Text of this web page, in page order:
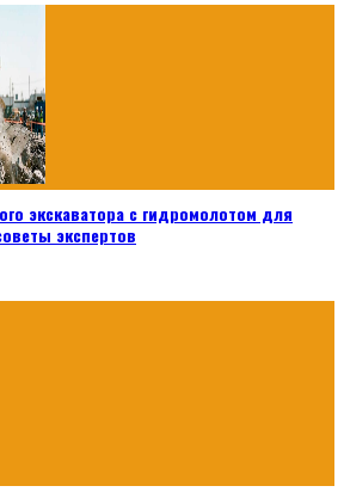
экскаватора с гидромолотом для
экспертов